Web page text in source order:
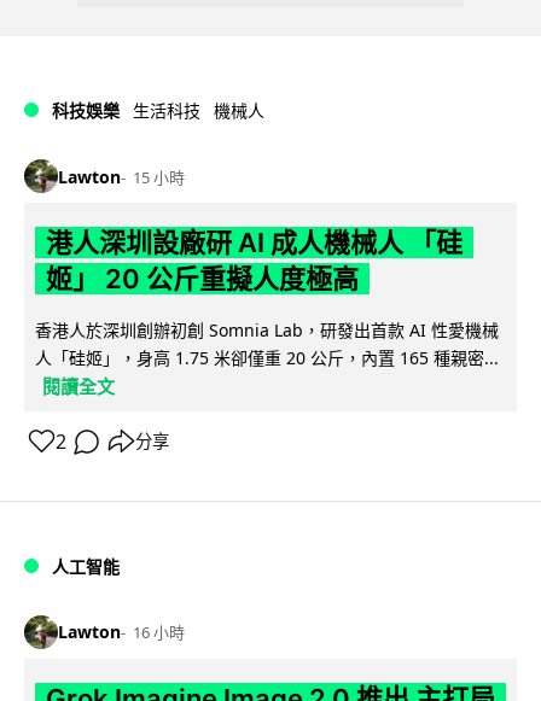
科技娛樂 生活科技 機械人
Lawton 15 小時
港人深圳設廠研 AI 成人機械人 「硅
姬」 20 公斤重擬人度極高
香港人於深圳創辦初創 Somnia Lab，研發出首款 AI 性愛機械
人「硅姬」，身高 1.75 米卻僅重 20 公斤，內置 165 種親密...
閱讀全文
2 分享
人工智能
Lawton 16 小時